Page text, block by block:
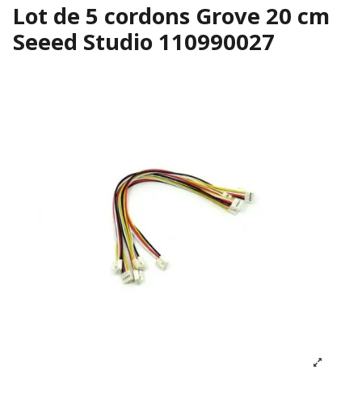
Lot de 5 cordons Grove 20 cm
Seeed Studio 110990027